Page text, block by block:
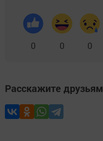
0 0 0
Расскажите друзьям